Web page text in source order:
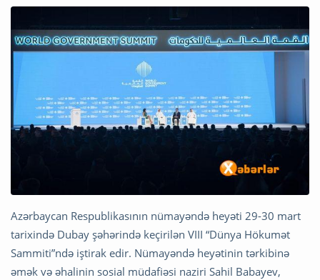
Azərbaycan Respublikasının nümayəndə heyəti 29-30 mart
tarixində Dubay şəhərində keçirilən VIII “Dünya Hökumət
Sammiti”ndə iştirak edir. Nümayəndə heyətinin tərkibinə
əmək və əhalinin sosial müdafiəsi naziri Sahil Babayev,